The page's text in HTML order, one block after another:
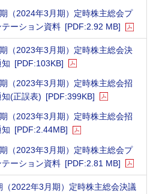
（2024年3月期）定時株主総会プ
テーション資料 [PDF:2.92 MB]
（2023年3月期）定時株主総会決
[PDF:103KB]
（2023年3月期）定時株主総会招
(正誤表) [PDF:399KB]
（2023年3月期）定時株主総会招
[PDF:2.44MB]
（2023年3月期）定時株主総会プ
テーション資料 [PDF:2.81 MB]
（2022年3月期）定時株主総会決議